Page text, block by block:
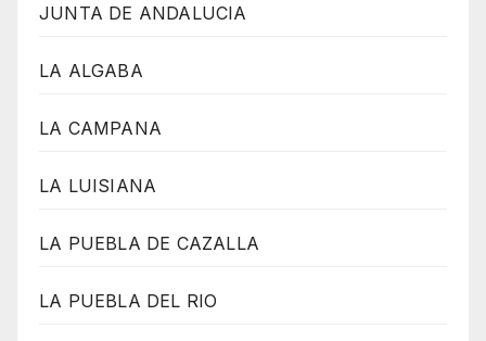
JUNTA DE ANDALUCIA
LA ALGABA
LA CAMPANA
LA LUISIANA
LA PUEBLA DE CAZALLA
LA PUEBLA DEL RIO